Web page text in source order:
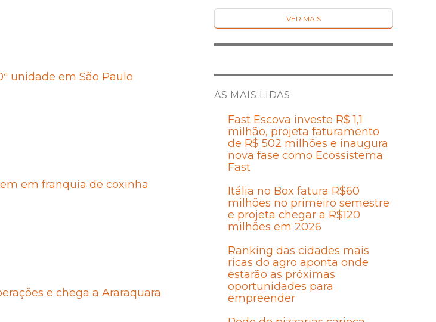
unidade em São Paulo
em franquia de coxinha
e chega a Araraquara
VER MAIS
AS MAIS LIDAS
Fast Escova investe R$ 1,1
milhão, projeta faturamento
de R$ 502 milhões e inaugura
nova fase como Ecossistema
Fast
Itália no Box fatura R$60
milhões no primeiro semestre
e projeta chegar a R$120
milhões em 2026
Ranking das cidades mais
ricas do agro aponta onde
estarão as próximas
oportunidades para
empreender